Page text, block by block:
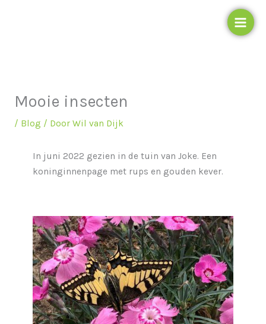
Mooie insecten
/ Blog / Door Wil van Dijk
In juni 2022 gezien in de tuin van Joke. Een
koninginnenpage met rups en gouden kever.